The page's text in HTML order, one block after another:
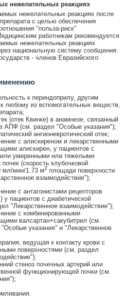
нежелательных реакциях
нежелательных реакциях после
с целью обеспечения
"польза-риск"
работникам рекомендуется
нежелательных реакциях
национальную систему сообщения
- членов Евразийского
к периндоприлу, другим
любому из вспомогательных веществ,
(отек Квинке) в анамнезе, связанный
АПФ (см. раздел "Особые указания");
ангионевротический отек;
с алискиреном и лекарственными
алискирен, у пациентов с
умеренными или тяжелыми
(скорость клубочковой
мл/мин/1.73 м2 площади поверхности
взаимодействие");
с антагонистами рецепторов
у пациентов с диабетической
"Лекарственное взаимодействие");
с комбинированными
валсартан+сакубитрил (см.
указания" и "Лекарственное
ведущая к контакту крови с
поверхностями (см. раздел
стеноз почечных артерий или
функционирующей почки (см.